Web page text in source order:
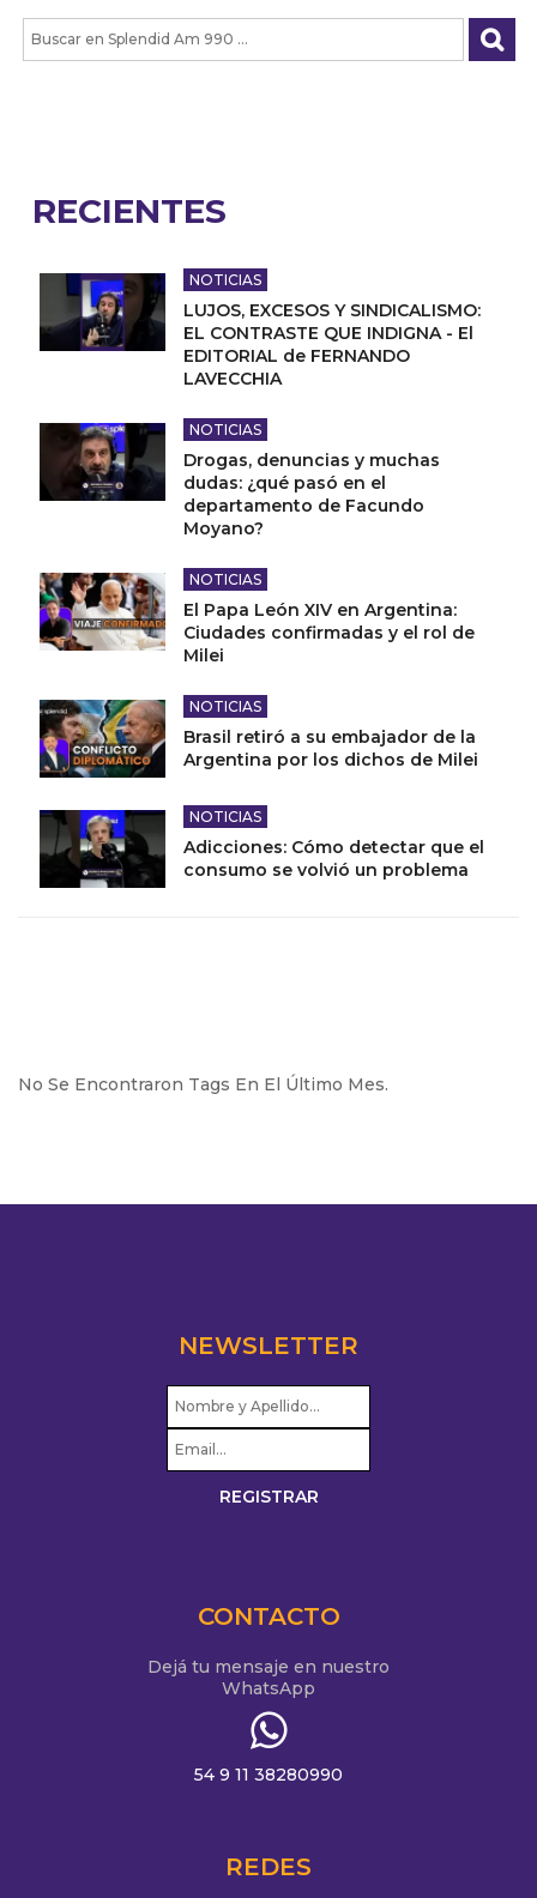
RECIENTES
NOTICIAS
LUJOS, EXCESOS Y SINDICALISMO:
EL CONTRASTE QUE INDIGNA - El
EDITORIAL de FERNANDO
LAVECCHIA
NOTICIAS
Drogas, denuncias y muchas
dudas: ¿qué pasó en el
departamento de Facundo
Moyano?
NOTICIAS
El Papa León XIV en Argentina:
Ciudades confirmadas y el rol de
Milei
NOTICIAS
Brasil retiró a su embajador de la
Argentina por los dichos de Milei
NOTICIAS
Adicciones: Cómo detectar que el
consumo se volvió un problema
No Se Encontraron Tags En El Último Mes.
NEWSLETTER
CONTACTO
Dejá tu mensaje en nuestro
WhatsApp
54 9 11 38280990
REDES